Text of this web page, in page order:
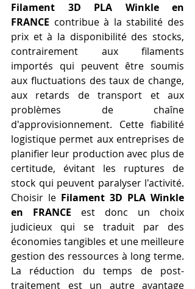
Filament 3D PLA Winkle en
FRANCE contribue à la stabilité des
prix et à la disponibilité des stocks,
contrairement aux filaments
importés qui peuvent être soumis
aux fluctuations des taux de change,
aux retards de transport et aux
problèmes de chaîne
d'approvisionnement. Cette fiabilité
logistique permet aux entreprises de
planifier leur production avec plus de
certitude, évitant les ruptures de
stock qui peuvent paralyser l'activité.
Choisir le Filament 3D PLA Winkle
en FRANCE est donc un choix
judicieux qui se traduit par des
économies tangibles et une meilleure
gestion des ressources à long terme.
La réduction du temps de post-
traitement est un autre avantage